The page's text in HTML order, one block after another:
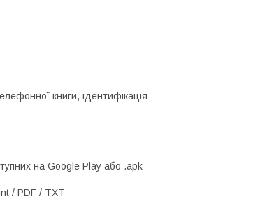
книги, ідентифікація
на Google Play або .apk
/ PDF / TXT